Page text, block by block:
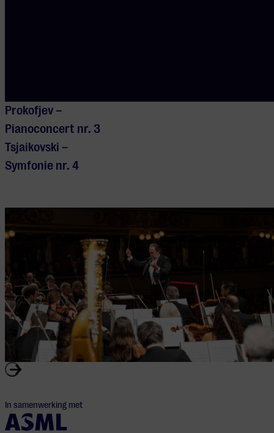
Prokofjev –
Pianoconcert nr. 3
Tsjaikovski –
Symfonie nr. 4
In samenwerking met